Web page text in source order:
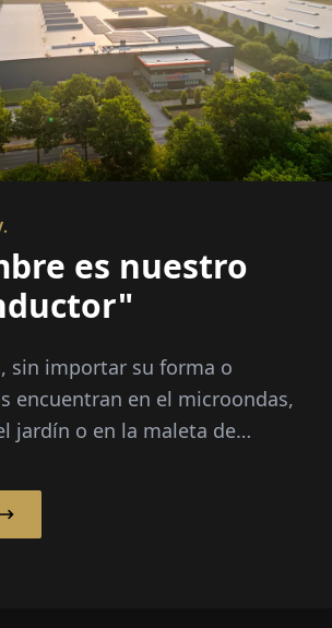
es nuestro
sin importar su forma o
encuentran en el microondas,
jardín o en la maleta de